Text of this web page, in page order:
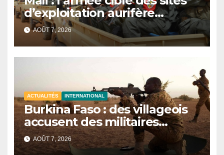
d’exploitation aurifère
clandestine attribués à des
groupes armés
AOÛT 7, 2026
ACTUALITÉS INTERNATIONAL
Burkina Faso : des villageois
accusent des militaires
d’avoir tué au moins 48 civils
après une attaque terroriste
AOÛT 7, 2026